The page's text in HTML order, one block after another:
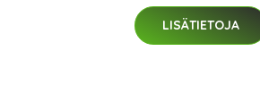
LISÄTIETOJA